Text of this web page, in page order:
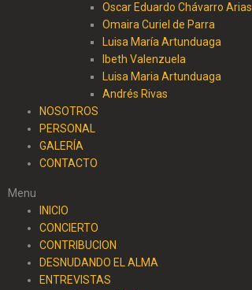
Oscar Eduardo Chávarro Arias
Omaira Curiel de Parra
Luisa María Artunduaga
Ibeth Valenzuela
Luisa Maria Artunduaga
Andrés Rivas
NOSOTROS
PERSONAL
GALERÍA
CONTACTO
Menu
INICIO
CONCIERTO
CONTRIBUCION
DESNUDANDO EL ALMA
ENTREVISTAS